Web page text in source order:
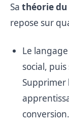
Sa théorie
repose sur
Le
social,
Supprimer
conversion.